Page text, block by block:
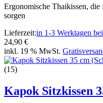
Ergonomische Thaikissen,
sorgen
Lieferzeit:in 1-3 Werktagen
24,90 €
inkl. 19 % MwSt.
(15)
Kapok Sitzkissen